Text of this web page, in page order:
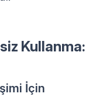
Kullanma:
İçin